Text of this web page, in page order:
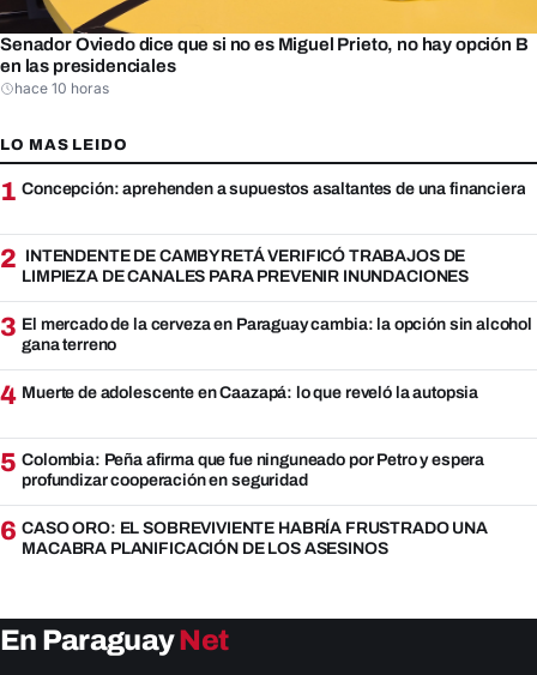
Senador Oviedo dice que si no es Miguel Prieto, no hay opción B
en las presidenciales
hace 10 horas
LO MAS LEIDO
1 Concepción: aprehenden a supuestos asaltantes de una financiera
2 INTENDENTE DE CAMBYRETÁ VERIFICÓ TRABAJOS DE
LIMPIEZA DE CANALES PARA PREVENIR INUNDACIONES
3 El mercado de la cerveza en Paraguay cambia: la opción sin alcohol
gana terreno
4 Muerte de adolescente en Caazapá: lo que reveló la autopsia
5 Colombia: Peña afirma que fue ninguneado por Petro y espera
profundizar cooperación en seguridad
6 CASO ORO: EL SOBREVIVIENTE HABRÍA FRUSTRADO UNA
MACABRA PLANIFICACIÓN DE LOS ASESINOS
En ParaguayNet